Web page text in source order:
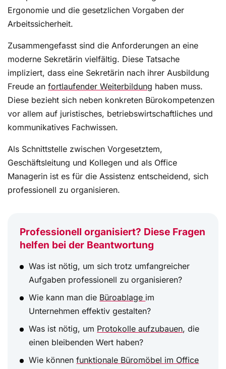
Aufgaben von Sekretärinnen. Doch ist es so
einfach, wie es sich anhört? Worauf ist beim
Protokollieren zu achten? Was ist das
Wortprotokoll, Beschlussprotokoll,
Verlaufsprotokoll, Ergebnisprotokoll und
Gedächtnisprotokoll? Alle Fragen, die zum Thema
Protokolle aufkommen und Beispiele dazu, hat das
Team von Workingoffice in diesem Artikel
zusammengefasst.
Ergonomie und die gesetzlichen Vorgaben der
Arbeitssicherheit.
Zusammengefasst sind die Anforderungen an eine
moderne Sekretärin vielfältig. Diese Tatsache
impliziert, dass eine Sekretärin nach ihrer Ausbildung
Freude an fortlaufender Weiterbildung haben muss.
Diese bezieht sich neben konkreten Bürokompetenzen
vor allem auf juristisches, betriebswirtschaftliches und
kommunikatives Fachwissen.
Als Schnittstelle zwischen Vorgesetztem,
Geschäftsleitung und Kollegen und als Office
Managerin ist es für die Assistenz entscheidend, sich
professionell zu organisieren.
Professionell organisiert? Diese Fragen
helfen bei der Beantwortung
Was ist nötig, um sich trotz umfangreicher
Aufgaben professionell zu organisieren?
Wie kann man die Büroablage im
Unternehmen effektiv gestalten?
Was ist nötig, um Protokolle aufzubauen, die
einen bleibenden Wert haben?
Wie könnenfunktionale Büromöbel im Office